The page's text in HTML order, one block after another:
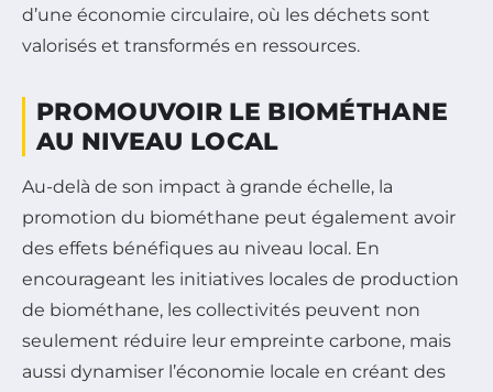
d’une économie circulaire, où les déchets sont
valorisés et transformés en ressources.
PROMOUVOIR LE BIOMÉTHANE
AU NIVEAU LOCAL
Au-delà de son impact à grande échelle, la
promotion du biométhane peut également avoir
des effets bénéfiques au niveau local. En
encourageant les initiatives locales de production
de biométhane, les collectivités peuvent non
seulement réduire leur empreinte carbone, mais
aussi dynamiser l’économie locale en créant des